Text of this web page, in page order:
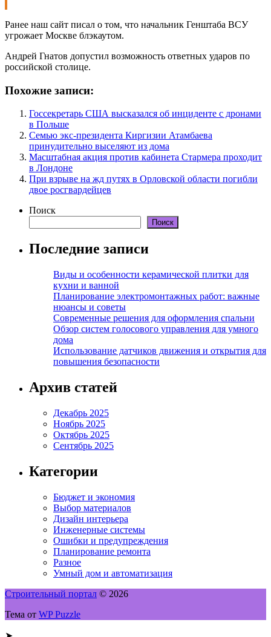
Ранее наш сайт писал о том, что начальник Генштаба ВСУ
угрожает Москве блэкаутом.
Андрей Гнатов допустил возможность ответных ударов по
российской столице.
Похожие записи:
Госсекретарь США высказался об инциденте с дронами
в Польше
Семью экс-президента Киргизии Атамбаева
принудительно выселяют из дома
Масштабная акция против кабинета Стармера проходит
в Лондоне
При взрыве на жд путях в Орловской области погибли
двое росгвардейцев
Поиск
Поиск
Последние записи
Виды и особенности керамической плитки для
кухни и ванной
Планирование электромонтажных работ: важные
нюансы и советы
Современные решения для оформления спальни
Обзор систем голосового управления для умного
дома
Использование датчиков движения и открытия для
повышения безопасности
Архив статей
Декабрь 2025
Ноябрь 2025
Октябрь 2025
Сентябрь 2025
Категории
Бюджет и экономия
Выбор материалов
Дизайн интерьера
Инженерные системы
Ошибки и предупреждения
Планирование ремонта
Разное
Умный дом и автоматизация
Строительный портал © 2026
Тема от WP Puzzle